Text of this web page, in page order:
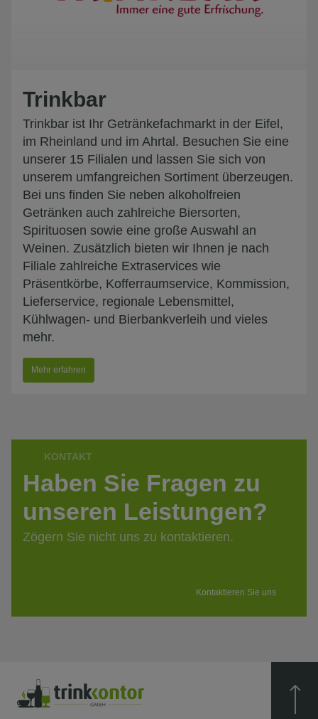
Trinkbar
Trinkbar ist Ihr Getränkefachmarkt in der Eifel,
im Rheinland und im Ahrtal. Besuchen Sie eine
unserer 15 Filialen und lassen Sie sich von
unserem umfangreichen Sortiment überzeugen.
Bei uns finden Sie neben alkoholfreien
Getränken auch zahlreiche Biersorten,
Spirituosen sowie eine große Auswahl an
Weinen. Zusätzlich bieten wir Ihnen je nach
Filiale zahlreiche Extraservices wie
Präsentkörbe, Kofferraumservice, Kommission,
Lieferservice, regionale Lebensmittel,
Kühlwagen- und Bierbankverleih und vieles
mehr.
Mehr erfahren
KONTAKT
Haben Sie Fragen zu
unseren Leistungen?
Zögern Sie nicht uns zu kontaktieren.
Kontaktieren Sie uns